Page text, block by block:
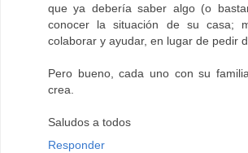
que ya debería saber algo (o
conocer la situación de su casa;
colaborar y ayudar, en lugar de pedir
Pero bueno, cada uno con su
crea.
Saludos a todos
Responder